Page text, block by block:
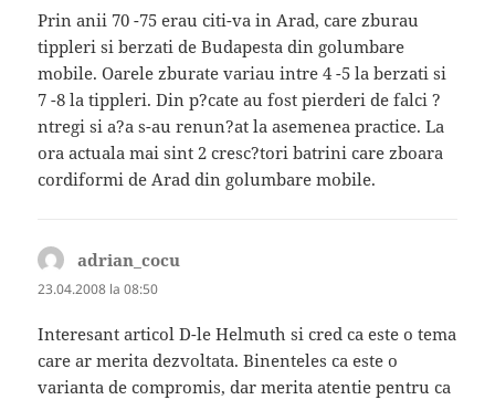
Prin anii 70 -75 erau citi-va in Arad, care zburau
tippleri si berzati de Budapesta din golumbare
mobile. Oarele zburate variau intre 4 -5 la berzati si
7 -8 la tippleri. Din p?cate au fost pierderi de falci ?
ntregi si a?a s-au renun?at la asemenea practice. La
ora actuala mai sint 2 cresc?tori batrini care zboara
cordiformi de Arad din golumbare mobile.
adrian_cocu
23.04.2008 la 08:50
Interesant articol D-le Helmuth si cred ca este o tema
care ar merita dezvoltata. Binenteles ca este o
varianta de compromis, dar merita atentie pentru ca